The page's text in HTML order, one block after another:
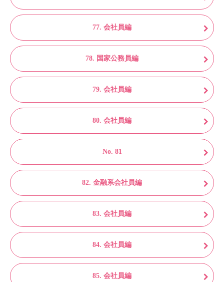
77. 会社員編
78. 国家公務員編
79. 会社員編
80. 会社員編
No. 81
82. 金融系会社員編
83. 会社員編
84. 会社員編
85. 会社員編